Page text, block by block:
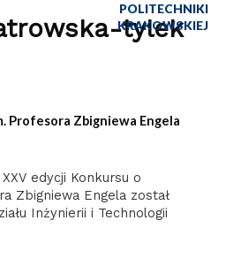
POLITECHNIKI
KRAKOWSKIEJ
tylek
Profesora Zbigniewa Engela
edycji Konkursu o
Zbigniewa Engela został
Inżynierii i Technologii